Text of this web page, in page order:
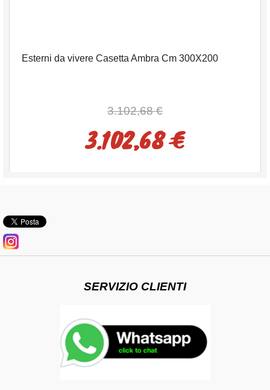
Esterni da vivere Casetta Ambra Cm 300X200
3.102,68 €
3.102,68 €
SERVIZIO CLIENTI